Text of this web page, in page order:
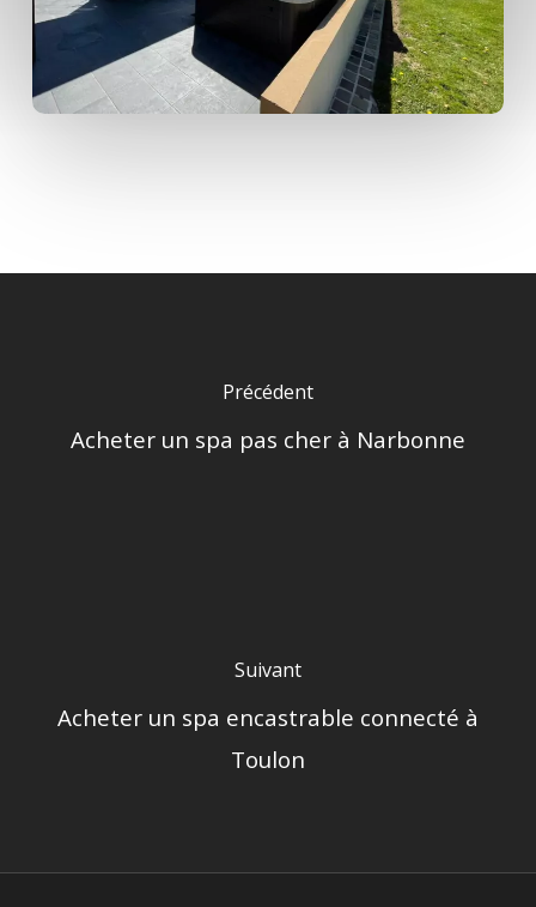
Précédent
Acheter un spa pas cher à Narbonne
Suivant
Acheter un spa encastrable connecté à
Toulon